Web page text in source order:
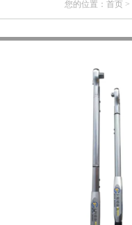
您的位置： 首页 >